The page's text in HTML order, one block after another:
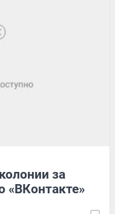
за
«ВКонтакте»